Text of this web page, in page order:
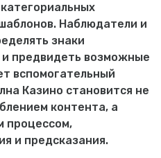
Наблюдатели и
знаки
предвидеть возможные
вспомогательный
Казино становится не
контента, а
процессом,
и предсказания.